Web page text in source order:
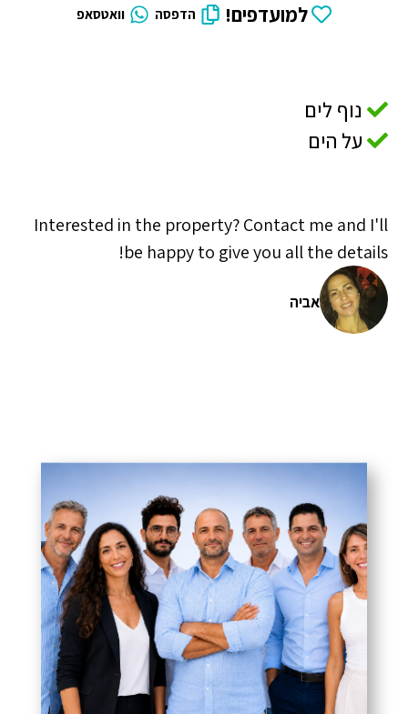
למועדפים! הדפסה וואטסאפ
נוף לים
על הים
Interested in the property? Contact me and I'll
be happy to give you all the details!
אביה